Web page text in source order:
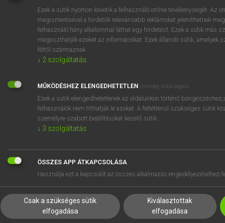
BELÉPÉS
regisztrálok
EGYÉNI FELHASZNÁLÓKNAK
TANULÓKNAK
VÁLLALATI MEGOLDÁSOK
SÚGÓ
RÓLUNK
SÜTI BEÁLLÍTÁSOK
Ezek a sütik nyomon követik a felhasználó online tevékenységét. Az
megismerésével a hirdetők relevánsabb reklámokat jeleníthetnek
felhasználó hány alkalommal láthat egy hirdetést. Ezek a sütik más
megoszthatják ezeket az információkat. Ezek állandó sütik, amelyek
féltől származnak.
↓ 2 szolgáltatás
MŰKÖDÉSHEZ ELENGEDHETETLEN (mindig szükséges)
Ezek a sütik elengedhetetlenek az oldalunkon történő
felhasználók nem tilthatják le azokat. A feltétlenül szükséges sütik
személyre szabott beállításokat kezelő sütik.
↓ 3 szolgáltatás
ÖSSZES APP ÁTKAPCSOLÁSA
Használja ezt a kapcsolót az összes alkalmazás engedélyezéséhez/
Csak a szükséges sütik
elfogadása
Kiválasztottak
elfogadása